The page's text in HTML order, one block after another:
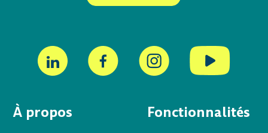
À propos Fonctionnalités